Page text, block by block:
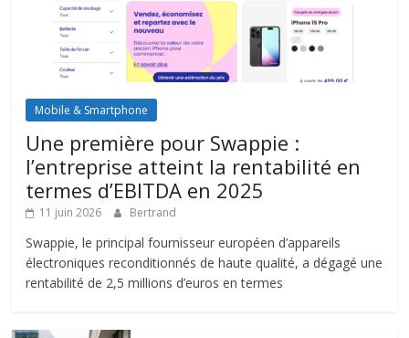
Mobile & Smartphone
Une première pour Swappie :
l’entreprise atteint la rentabilité en
termes d’EBITDA en 2025
11 juin 2026 Bertrand
Swappie, le principal fournisseur européen d’appareils
électroniques reconditionnés de haute qualité, a dégagé une
rentabilité de 2,5 millions d’euros en termes